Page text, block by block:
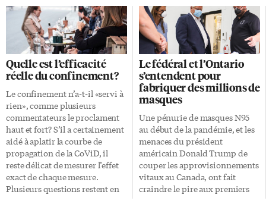
l’Ontario (FEDDEV). Géré par
l’AFO, le financement de 1,2
million $ sur 3 ans veut servir à
renforcer la capacité de
développement économique
des organismes et entreprises
francophones de la province.
Des montants non
remboursables variant de 5 000
$ à 25 000 $ seront versés aux
entreprises et organismes
communautaires admissibles.
Le projet et l’organisme doivent
desservir un territoire local ou
régional, et non pas provincial,
national ou international. Il
doit être […]
monde sur pause. On avait pas
encore terminé le côté visuel et
on a préféré reporter et
repenser à la stratégie. C’est une
nouvelle façon de fonctionner,
mais je ne voulais pas attendre
plus longtemps. Les chansons
étaient prêtes et j’avais le goût
de les […]
Quelle est l’efficacité
réelle du confinement?
Le confinement n’a-t-il «servi à
rien», comme plusieurs
commentateurs le proclament
haut et fort? S’il a certainement
aidé à aplatir la courbe de
propagation de la CoViD, il
reste délicat de mesurer l’effet
exact de chaque mesure.
Plusieurs questions restent en
Le fédéral et l’Ontario
s’entendent pour
fabriquer des millions de
masques
Une pénurie de masques N95
au début de la pandémie, et les
menaces du président
américain Donald Trump de
couper les approvisionnements
vitaux au Canada, ont fait
craindre le pire aux premiers